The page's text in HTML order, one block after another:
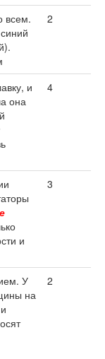
всем.
2
и
она
4
и
3
У
на
и
2